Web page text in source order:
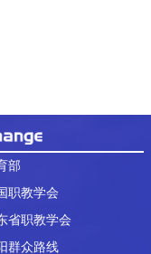
部
职教学会
省职教学会
群众路线